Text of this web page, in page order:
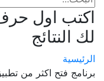
اكتب اول
لك النتائج
الرئيسية
برنامج فتح اكثر من